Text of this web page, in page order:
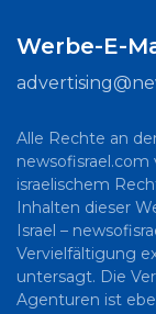
Werbe-E-
Alle Rechte an
israelischem
Inhalten dieser
Israel –
Vervielfältigung
untersagt. Die
Agenturen ist